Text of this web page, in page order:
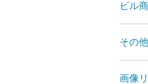
ビル
その
画像